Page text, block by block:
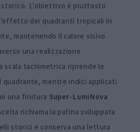
storico. L’obiettivo è piuttosto
dei quadranti tropicali in
mantenendo il calore visivo
una realizzazione
scala tachimetrica riprende le
mentre indici applicati
una finitura Super-LumiNova
richiama la patina sviluppata
storici e conserva una lettura